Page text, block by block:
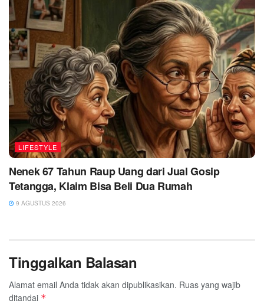
LIFESTYLE
Nenek 67 Tahun Raup Uang dari Jual Gosip
Tetangga, Klaim Bisa Beli Dua Rumah
9 AGUSTUS 2026
Tinggalkan Balasan
Alamat email Anda tidak akan dipublikasikan. Ruas yang wajib
ditandai *